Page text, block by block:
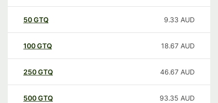
50GTQ 9.33 AUD
100GTQ 18.67 AUD
250GTQ 46.67 AUD
500GTQ 93.35 AUD